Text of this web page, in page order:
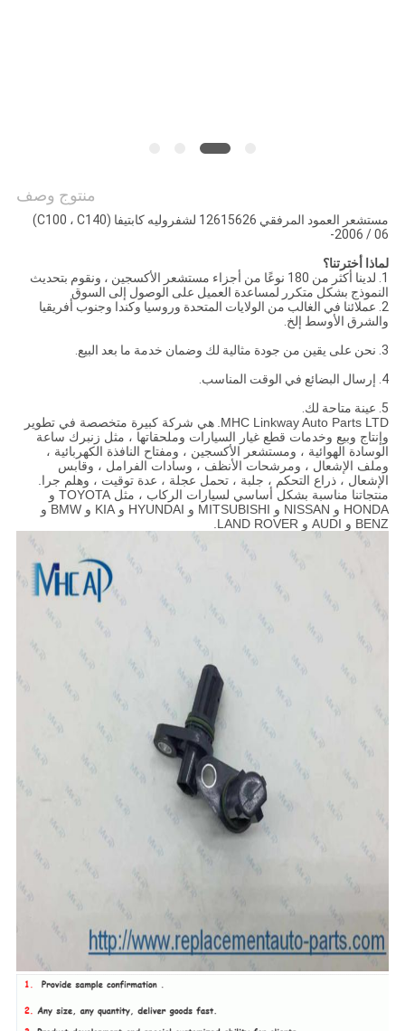
منتوج وصف
مستشعر العمود المرفقي 12615626 لشفروليه كابتيفا (C100 ، C140)
2006 / 06-
لماذا أخترتنا؟
1. لدينا أكثر من 180 نوعًا من أجزاء مستشعر الأكسجين ، ونقوم بتحديث
النموذج بشكل متكرر لمساعدة العميل على الوصول إلى السوق
2. عملائنا في الغالب من الولايات المتحدة وروسيا وكندا وجنوب أفريقيا
والشرق الأوسط إلخ.
3. نحن على يقين من جودة مثالية لك وضمان خدمة ما بعد البيع.
4. إرسال البضائع في الوقت المناسب.
5. عينة متاحة لك.
MHC Linkway Auto Parts LTD. هي شركة كبيرة متخصصة في تطوير
وإنتاج وبيع وخدمات قطع غيار السيارات وملحقاتها ، مثل زنبرك ساعة
الوسادة الهوائية ، ومستشعر الأكسجين ، ومفتاح النافذة الكهربائية ،
وملف الإشعال ، ومرشحات الأنظف ، وسادات الفرامل ، وقابس
الإشعال ، ذراع التحكم ، جلبة ، تحمل عجلة ، عدة توقيت ، وهلم جرا.
منتجاتنا مناسبة بشكل أساسي لسيارات الركاب ، مثل TOYOTA و
HONDA و NISSAN و MITSUBISHI و HYUNDAI و KIA و BMW و
BENZ و AUDI و LAND ROVER.